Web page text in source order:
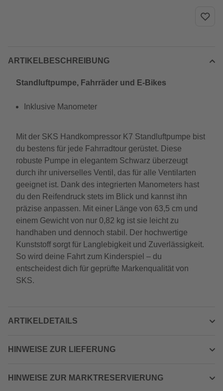
ARTIKELBESCHREIBUNG
Standluftpumpe, Fahrräder und E-Bikes
Inklusive Manometer
Mit der SKS Handkompressor K7 Standluftpumpe bist
du bestens für jede Fahrradtour gerüstet. Diese
robuste Pumpe in elegantem Schwarz überzeugt
durch ihr universelles Ventil, das für alle Ventilarten
geeignet ist. Dank des integrierten Manometers hast
du den Reifendruck stets im Blick und kannst ihn
präzise anpassen. Mit einer Länge von 63,5 cm und
einem Gewicht von nur 0,82 kg ist sie leicht zu
handhaben und dennoch stabil. Der hochwertige
Kunststoff sorgt für Langlebigkeit und Zuverlässigkeit.
So wird deine Fahrt zum Kinderspiel – du
entscheidest dich für geprüfte Markenqualität von
SKS.
ARTIKELDETAILS
HINWEISE ZUR LIEFERUNG
HINWEISE ZUR MARKTRESERVIERUNG